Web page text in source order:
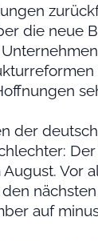
die neue
der
August. Vor
auf